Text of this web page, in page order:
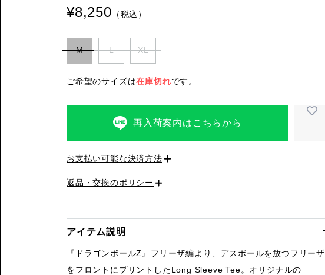
¥8,250 （税込）
M L XL
ご希望のサイズは在庫切れです。
再入荷案内はこちらから
お支払い可能な決済方法
返品・交換のポリシー
アイテム説明
『ドラゴンボールZ』フリーザ編より、デスボールを放つフリーザ
をフロントにプリントしたLong Sleeve Tee。オリジナルの